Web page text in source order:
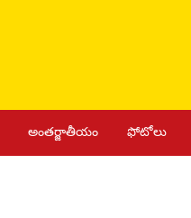
అంతర్జాతీయం ఫోటోలు